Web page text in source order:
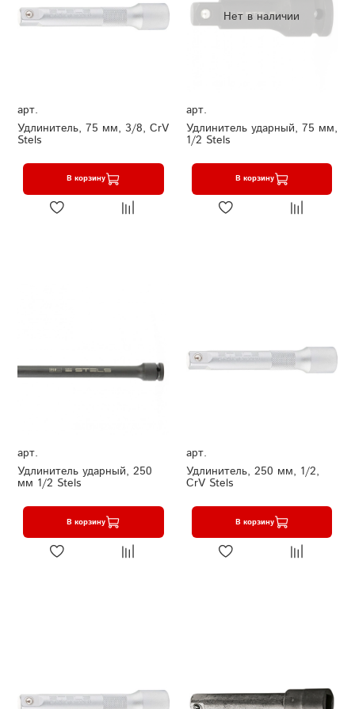
арт.
Удлинитель, 75 мм, 3/8, CrV
Stels
В корзину
Нет в наличии
арт.
Удлинитель ударный, 75 мм,
1/2 Stels
В корзину
арт.
Удлинитель ударный, 250
мм 1/2 Stels
В корзину
арт.
Удлинитель, 250 мм, 1/2,
CrV Stels
В корзину